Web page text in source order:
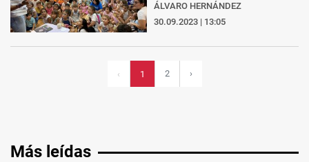
ÁLVARO HERNÁNDEZ
30.09.2023 | 13:05
‹ 1 2 ›
Más leídas